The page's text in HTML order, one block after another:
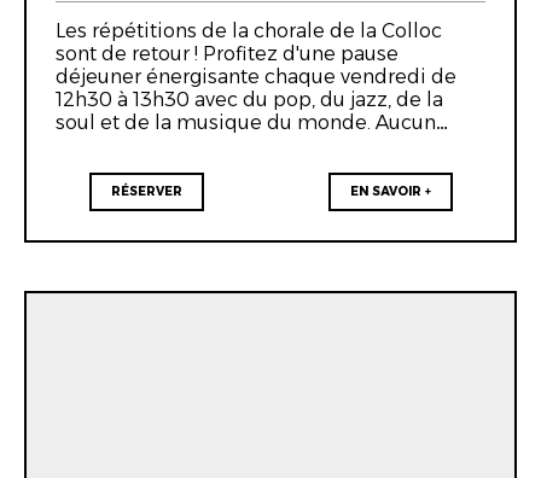
Les répétitions de la chorale de la Colloc
sont de retour ! Profitez d'une pause
déjeuner énergisante chaque vendredi de
12h30 à 13h30 avec du pop, du jazz, de la
soul et de la musique du monde. Aucun…
RÉSERVER EN SAVOIR +